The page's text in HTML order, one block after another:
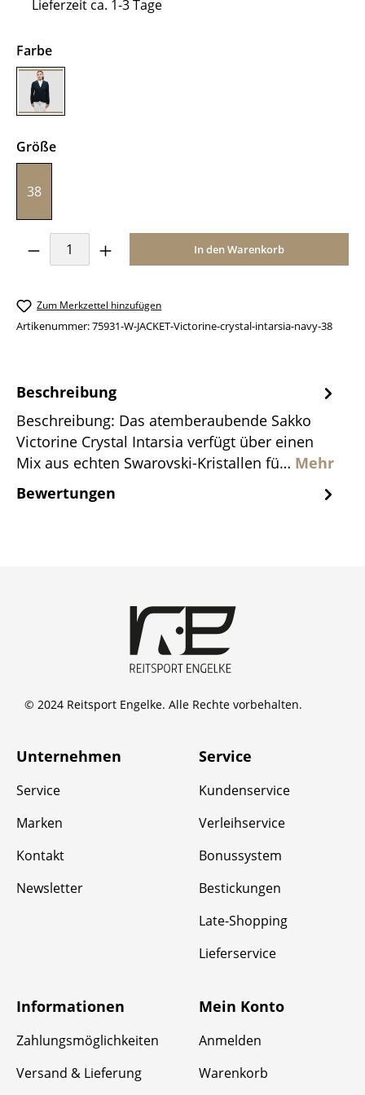
Lieferzeit ca. 1-3 Tage
Farbeauswählen
navy
Größeauswählen
38
Produkt Anzahl: Gib den gewünschten
In den Warenkorb
Zum Merkzettel hinzufügen
Artikenummer:75931-W-JACKET-Victorine-crystal-intarsia-navy-38
Beschreibung
Beschreibung: Das atemberaubende Sakko
Victorine Crystal Intarsia verfügt über einen
Mix aus echten Swarovski-Kristallen fü… Mehr
Bewertungen
© 2024 Reitsport Engelke. Alle Rechte vorbehalten.
Unternehmen
Service
Marken
Kontakt
Newsletter
Service
Kundenservice
Verleihservice
Bonussystem
Bestickungen
Late-Shopping
Lieferservice
Informationen
Zahlungsmöglichkeiten
Versand & Lieferung
Mein Konto
Anmelden
Warenkorb